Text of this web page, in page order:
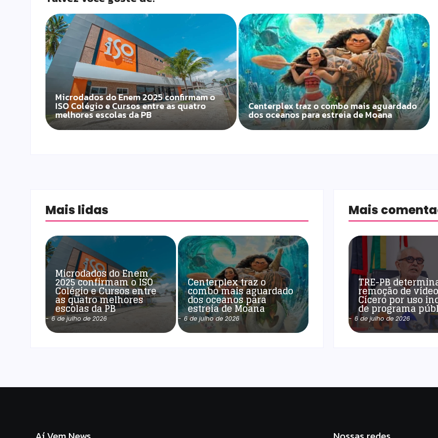
Microdados do Enem 2025 confirmam o
ISO Colégio e Cursos entre as quatro
melhores escolas da PB
Centerplex traz o combo mais aguardado
dos oceanos para estreia de Moana
Mais lidas
Microdados do Enem
2025 confirmam o ISO
Colégio e Cursos entre
as quatro melhores
escolas da PB
- 6 de julho de 2026
Centerplex traz o
combo mais aguardado
dos oceanos para
estreia de Moana
- 6 de julho de 2026
Mais
TRE-PB
remoção de
Cícero por uso
de programa
- 6 de julho de 2026